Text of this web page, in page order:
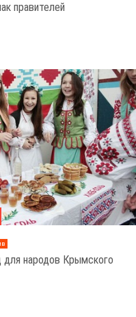
правителей
для народов Крымского